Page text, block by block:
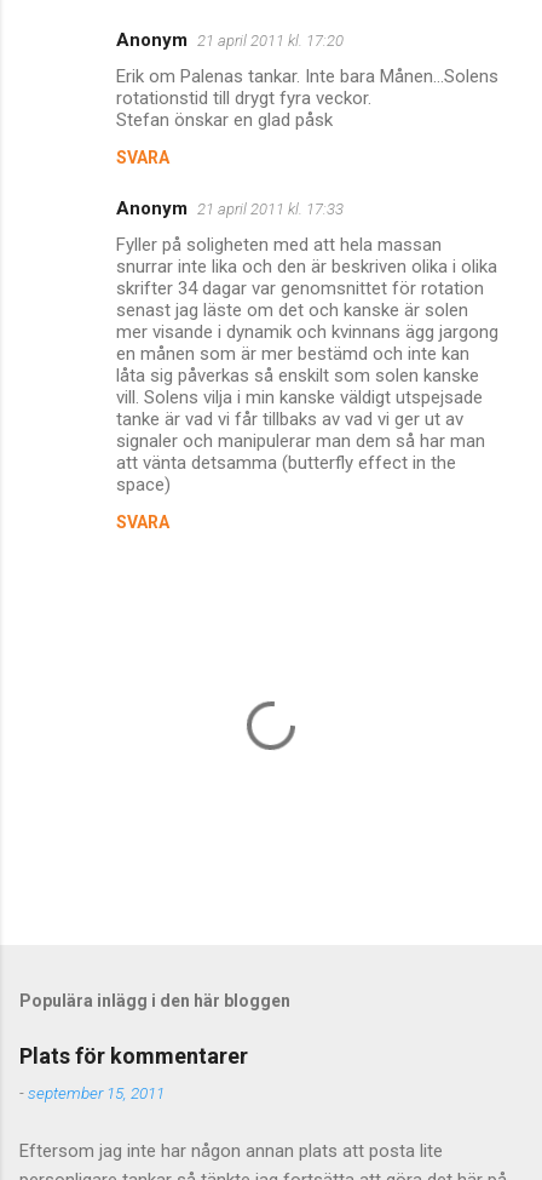
Anonym 21 april 2011 kl. 17:20
Erik om Palenas tankar. Inte bara Månen...Solens
rotationstid till drygt fyra veckor.
Stefan önskar en glad påsk
SVARA
Anonym 21 april 2011 kl. 17:33
Fyller på soligheten med att hela massan
snurrar inte lika och den är beskriven olika i olika
skrifter 34 dagar var genomsnittet för rotation
senast jag läste om det och kanske är solen
mer visande i dynamik och kvinnans ägg jargong
en månen som är mer bestämd och inte kan
låta sig påverkas så enskilt som solen kanske
vill. Solens vilja i min kanske väldigt utspejsade
tanke är vad vi får tillbaks av vad vi ger ut av
signaler och manipulerar man dem så har man
att vänta detsamma (butterfly effect in the
space)
SVARA
c
e
n
m
Populära inlägg i den här bloggen
Plats för kommentarer
-september 15, 2011
Eftersom jag inte har någon annan plats att posta lite